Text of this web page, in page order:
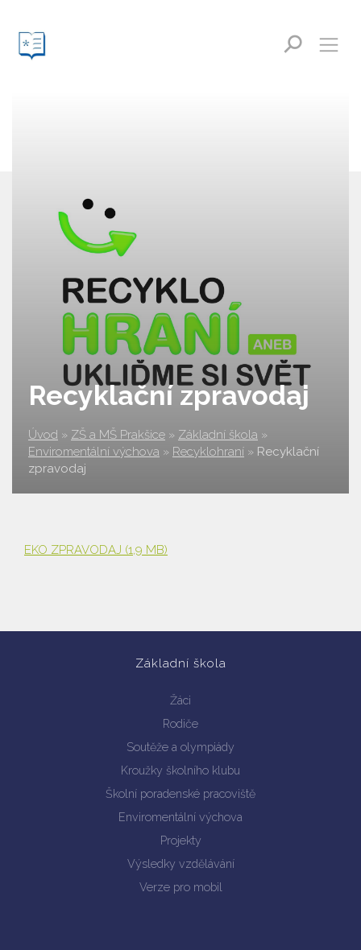
Vyhledávání na webu
Recyklační zpravodaj
Úvod » ZŠ a MŠ Prakšice » Základní škola »
Enviromentální výchova » Recyklohraní » Recyklační
zpravodaj
EKO ZPRAVODAJ (1,9 MB)
Základní škola
Žáci
Rodiče
Soutěže a olympiády
Kroužky školního klubu
Školní poradenské pracoviště
Enviromentální výchova
Projekty
Výsledky vzdělávání
Verze pro mobil